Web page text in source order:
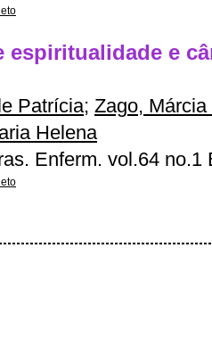
espiritualidade e
Patrícia; Zago,
Helena
Enferm. vol.64 no.1